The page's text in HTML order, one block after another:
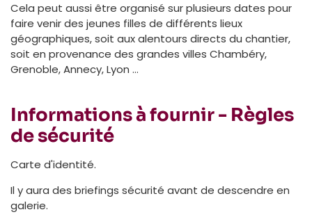
Cela peut aussi être organisé sur plusieurs dates pour
faire venir des jeunes filles de différents lieux
géographiques, soit aux alentours directs du chantier,
soit en provenance des grandes villes Chambéry,
Grenoble, Annecy, Lyon ...
Informations à fournir - Règles
de sécurité
Carte d'identité.
Il y aura des briefings sécurité avant de descendre en
galerie.